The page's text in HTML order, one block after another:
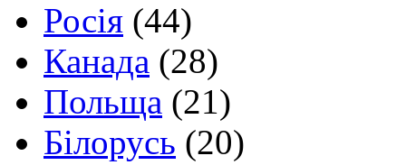
Росія (44)
Канада (28)
Польща (21)
Білорусь (20)